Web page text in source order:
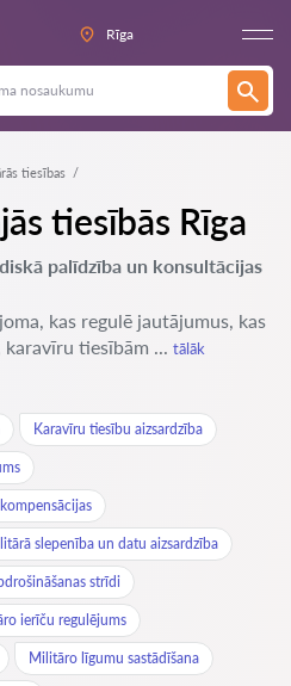
Rīga
tiesības
tiesībās Rīga
palīdzība un konsultācijas
kas regulē jautājumus, kas
tiesībām ... tālāk
Karavīru tiesību aizsardzība
slepenība un datu aizsardzība
strīdi
ierīču regulējums
Militāro līgumu sastādīšana